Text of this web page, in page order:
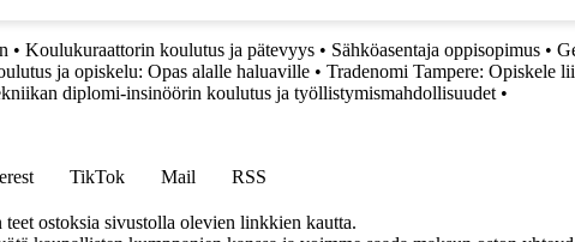
• Koulukuraattorin koulutus ja pätevyys • Sähköasentaja oppisopimus •
ja opiskelu: Opas alalle haluaville • Tradenomi Tampere: Opiskele
diplomi-insinöörin koulutus ja työllistymismahdollisuudet •
TikTok Mail
RSS
ostoksia sivustolla olevien linkkien kautta.